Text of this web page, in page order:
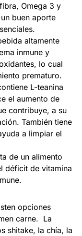
Omega 3 y
buen aporte
altamente
inmune y
lo cual
prematuro.
L-teanina
el aumento de
contribuye, a su
También tiene
a limpiar el
de un alimento
déficit de vitamina
opciones
carne. La
shitake, la chía, la